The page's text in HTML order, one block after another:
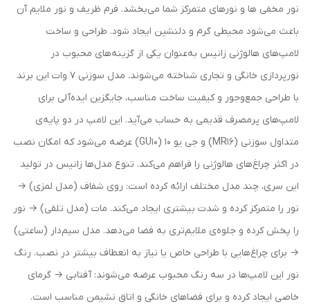
نور مخفی ها و نورهای متمرکز شما می‌بخشد. فرم ظریف و نور ملایم آن
باعث می‌شود محیطی گرم و دلنشین ایجاد شود. طراحی و ساخت
لامپ‌های هالوژنی زانیس به‌عنوان یکی از گزینه‌های محبوب در
نورپردازی خانگی و تجاری شناخته می‌شوند. مدل سوزنی ۷ وات این برند
با طراحی جمع‌وجور و کیفیت ساخت مناسب، جایگزین ایده‌آلی برای
لامپ‌های پرمصرف قدیمی به حساب می‌آید. این لامپ در دو پایه‌ی
متداول سوزنی (MR16) و جی یو ۱۰ (GU10) عرضه می‌شود که امکان نصب
در اکثر چراغ‌های هالوژنی را فراهم می‌کند. تنوع مدل‌ها زانیس در تولید
این سری، چند مدل مختلف ارائه کرده است: روی شفاف (مدل لمزی) →
نور را متمرکز کرده و شدت بیشتری ایجاد می‌کند. مات (مدل تلقی) → نور
را پخش کرده و جلوه‌ی ملایم‌تری به فضا می‌دهد. مدل سیم‌دار (ساعتی)
→ برای چراغ‌هایی با طراحی خاص یا نیاز به انعطاف بیشتر در نصب. رنگ
نور این لامپ‌ها در سه رنگ محبوب عرضه می‌شوند: آفتابی → گرمای
خاصی ایجاد کرده و برای فضاهای خانگی و اتاق نشیمن مناسب است.